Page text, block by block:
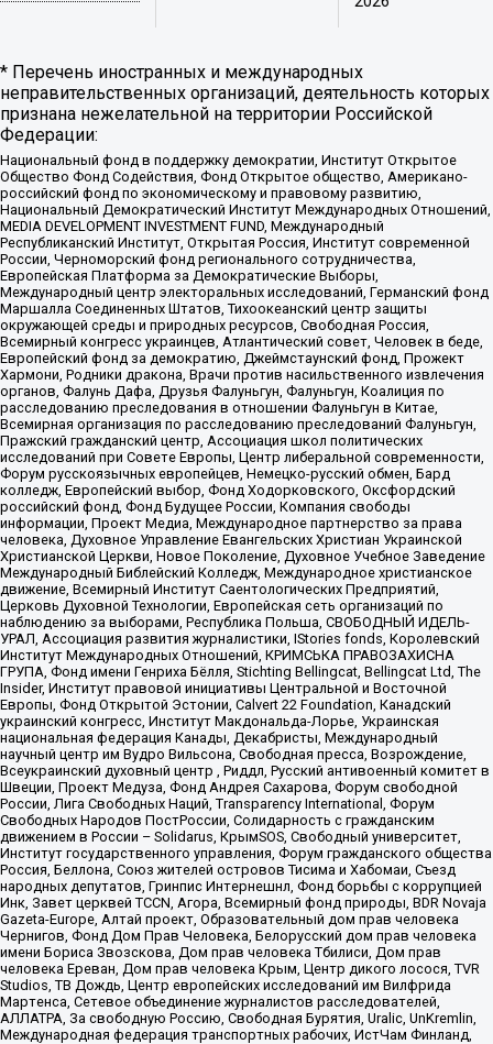
* Перечень иностранных и международных
неправительственных организаций, деятельность которых
признана нежелательной на территории Российской
Федерации:
Национальный фонд в поддержку демократии, Институт Открытое
Общество Фонд Содействия, Фонд Открытое общество, Американо-
российский фонд по экономическому и правовому развитию,
Национальный Демократический Институт Международных Отношений,
MEDIA DEVELOPMENT INVESTMENT FUND, Международный
Республиканский Институт, Открытая Россия, Институт современной
России, Черноморский фонд регионального сотрудничества,
Европейская Платформа за Демократические Выборы,
Международный центр электоральных исследований, Германский фонд
Маршалла Соединенных Штатов, Тихоокеанский центр защиты
окружающей среды и природных ресурсов, Свободная Россия,
Всемирный конгресс украинцев, Атлантический совет, Человек в беде,
Европейский фонд за демократию, Джеймстаунский фонд, Прожект
Хармони, Родники дракона, Врачи против насильственного извлечения
органов, Фалунь Дафа, Друзья Фалуньгун, Фалуньгун, Коалиция по
расследованию преследования в отношении Фалуньгун в Китае,
Всемирная организация по расследованию преследований Фалуньгун,
Пражский гражданский центр, Ассоциация школ политических
исследований при Совете Европы, Центр либеральной современности,
Форум русскоязычных европейцев, Немецко-русский обмен, Бард
колледж, Европейский выбор, Фонд Ходорковского, Оксфордский
российский фонд, Фонд Будущее России, Компания свободы
информации, Проект Медиа, Международное партнерство за права
человека, Духовное Управление Евангельских Христиан Украинской
Христианской Церкви, Новое Поколение, Духовное Учебное Заведение
Международный Библейский Колледж, Международное христианское
движение, Всемирный Институт Саентологических Предприятий,
Церковь Духовной Технологии, Европейская сеть организаций по
наблюдению за выборами, Республика Польша, СВОБОДНЫЙ ИДЕЛЬ-
УРАЛ, Ассоциация развития журналистики, IStories fonds, Королевский
Институт Международных Отношений, КРИМСЬКА ПРАВОЗАХИСНА
ГРУПА, Фонд имени Генриха Бёлля, Stichting Bellingcat, Bellingcat Ltd, The
Insider, Институт правовой инициативы Центральной и Восточной
Европы, Фонд Открытой Эстонии, Calvert 22 Foundation, Канадский
украинский конгресс, Институт Макдональда-Лорье, Украинская
национальная федерация Канады, Декабристы, Международный
научный центр им Вудро Вильсона, Свободная пресса, Возрождение,
Всеукраинский духовный центр , Риддл, Русский антивоенный комитет в
Швеции, Проект Медуза, Фонд Андрея Сахарова, Форум свободной
России, Лига Свободных Наций, Transparеncy International, Форум
Свободных Народов ПостРоссии, Солидарность с гражданским
движением в России – Solidarus, КрымSOS, Свободный университет,
Институт государственного управления, Форум гражданского общества
Россия, Беллона, Союз жителей островов Тисима и Хабомаи, Съезд
народных депутатов, Гринпис Интернешнл, Фонд борьбы с коррупцией
Инк, Завет церквей TCCN, Агора, Всемирный фонд природы, BDR Novaja
Gazeta-Europe, Алтай проект, Образовательный дом прав человека
Чернигов, Фонд Дом Прав Человека, Белорусский дом прав человека
имени Бориса Звозскова, Дом прав человека Тбилиси, Дом прав
человека Ереван, Дом прав человека Крым, Центр дикого лосося, TVR
Studios, ТВ Дождь, Центр европейских исследований им Вилфрида
Мартенса, Сетевое объединение журналистов расследователей,
АЛЛАТРА, За свободную Россию, Свободная Бурятия, Uralic, UnKremlin,
Международная федерация транспортных рабочих, ИстЧам Финланд,